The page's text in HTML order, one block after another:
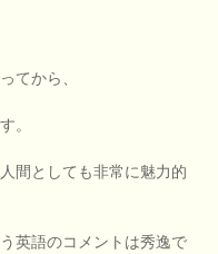
てから、
。
間としても非常に魅力的
英語のコメントは秀逸で